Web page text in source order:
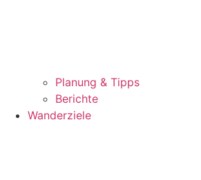
Planung & Tipps
Berichte
Wanderziele